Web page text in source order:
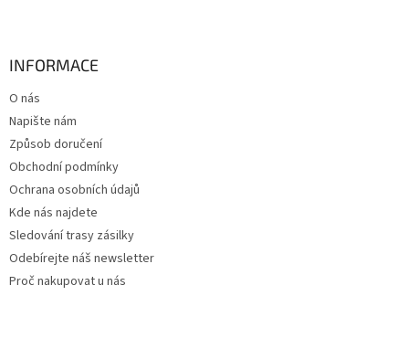
INFORMACE
O nás
Napište nám
Způsob doručení
Obchodní podmínky
Ochrana osobních údajů
Kde nás najdete
Sledování trasy zásilky
Odebírejte náš newsletter
Proč nakupovat u nás